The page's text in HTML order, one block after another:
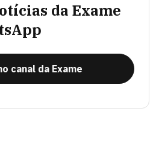
da Exame
canal da Exame